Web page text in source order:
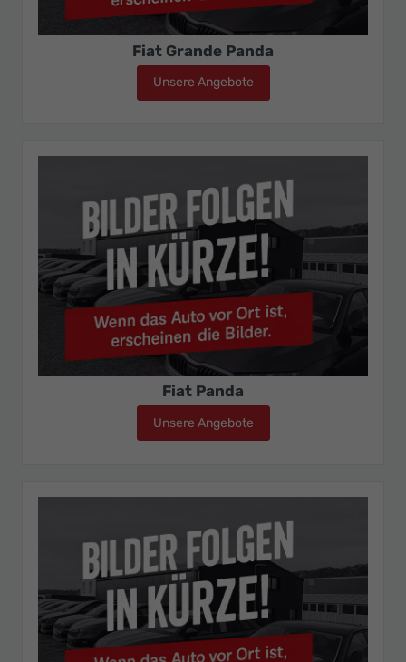
Fiat Grande Panda
Unsere Angebote
Fiat Panda
Unsere Angebote